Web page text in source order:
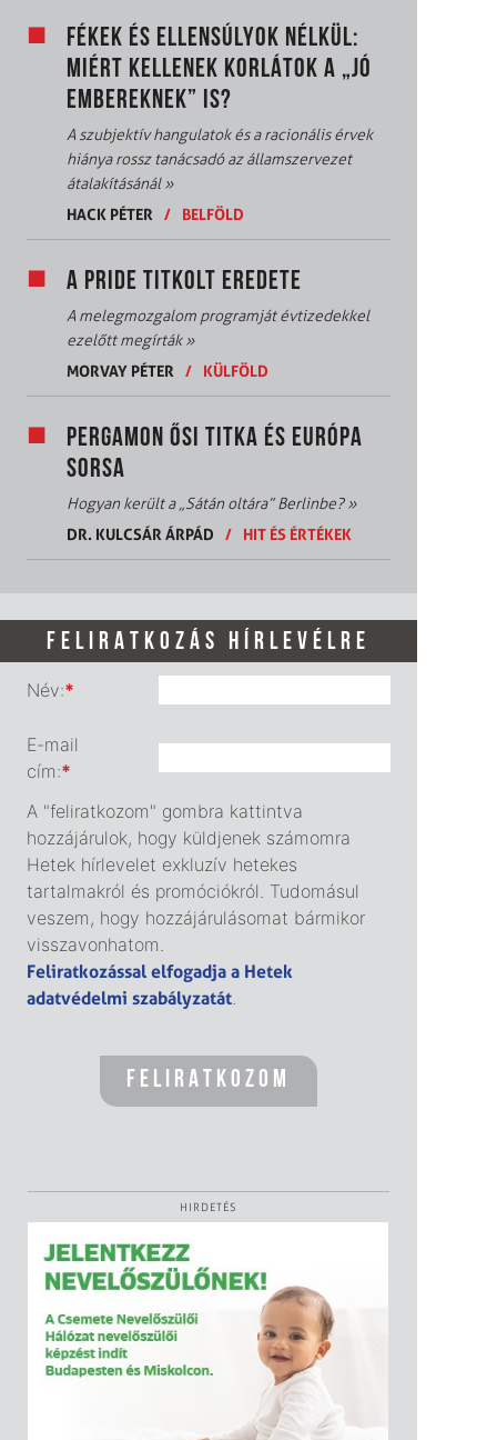
FÉKEK ÉS ELLENSÚLYOK NÉLKÜL:
MIÉRT KELLENEK KORLÁTOK A „JÓ
EMBEREKNEK” IS?
A szubjektív hangulatok és a racionális érvek
hiánya rossz tanácsadó az államszervezet
átalakításánál»
HACK PÉTER
/ BELFÖLD
A PRIDE TITKOLT EREDETE
A melegmozgalom programját évtizedekkel
ezelőtt megírták»
MORVAY PÉTER
/ KÜLFÖLD
PERGAMON ŐSI TITKA ÉS EURÓPA
SORSA
Hogyan került a „Sátán oltára” Berlinbe?»
DR. KULCSÁR ÁRPÁD
/ HIT ÉS ÉRTÉKEK
FELIRATKOZÁS HÍRLEVÉLRE
Név:*
E-mail
cím:*
A "feliratkozom" gombra kattintva
hozzájárulok, hogy küldjenek számomra
Hetek hírlevelet exkluzív hetekes
tartalmakról és promóciókról. Tudomásul
veszem, hogy hozzájárulásomat bármikor
visszavonhatom.
Feliratkozással elfogadja a Hetek
adatvédelmi szabályzatát.
HIRDETÉS